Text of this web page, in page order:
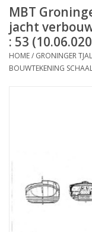
Houtbouw
Scenery
Nieuwe tekeningen
MBT
jacht
: 53
HOME/ GRONINGER
BOUWTEKENING